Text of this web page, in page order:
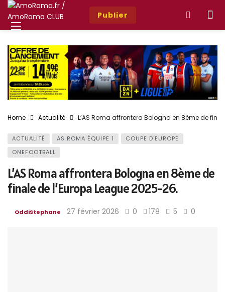
Publier
Home Actualité L’AS Roma affrontera Bologna en 8ème de
ACTUALITÉ AS ROMA ÉQUIPE 1
COUPE D'EUROPE
ONEFOOTBALL
L’AS Roma affrontera Bologna en 8ème de
finale de l’Europa League 2025-26.
OddiStephane 27 février 2026 0 178 5 0